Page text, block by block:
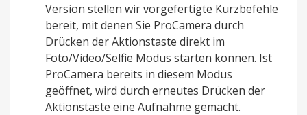
Version stellen wir vorgefertigte Kurzbefehle
bereit, mit denen Sie ProCamera durch
Drücken der Aktionstaste direkt im
Foto/Video/Selfie Modus starten können. Ist
ProCamera bereits in diesem Modus
geöffnet, wird durch erneutes Drücken der
Aktionstaste eine Aufnahme gemacht.